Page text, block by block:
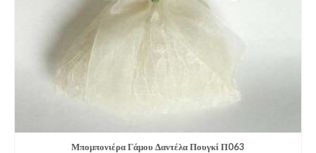
Μπομπονιέρα Γάμου Δαντέλα Πουγκί Π063